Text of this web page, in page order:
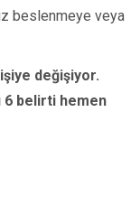
beslenmeye veya
değişiyor.
6 belirti hemen